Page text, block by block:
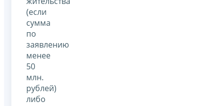
(если
сумма
по
заявлению
менее
50
млн.
рублей)
либо